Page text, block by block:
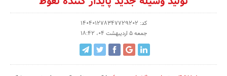
تایید
شده
شرکت‌ها،
سازمان‌ها
کارآفرینی و استارتاپ اجتماعی بهداشت و درمان
نشریات و کتاب
مکان‌های ورزشی
روانشناسی و موفقیت
جشنواره، نمایشگاه و
کد: 140401278347729202
جمعه 5 اردیبهشت 04، 18:42